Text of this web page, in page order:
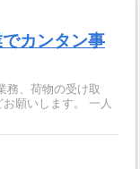
カンタン事
務、荷物の受け取
願いします。 一人